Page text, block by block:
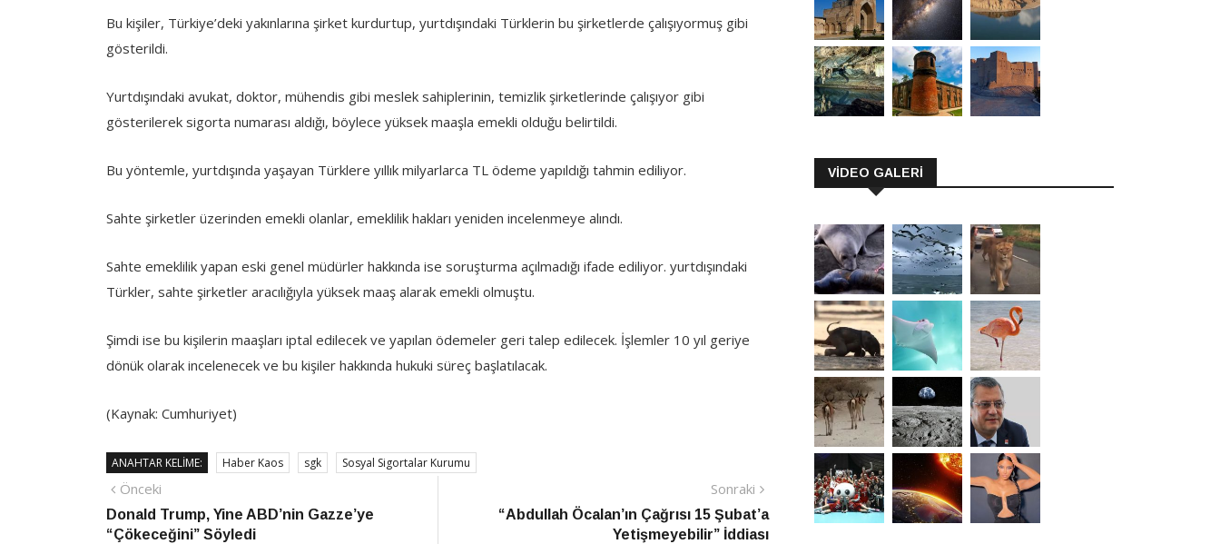
Bu kişiler, Türkiye’deki yakınlarına şirket kurdurtup, yurtdışındaki Türklerin bu şirketlerde çalışıyormuş gibi
gösterildi.
Yurtdışındaki avukat, doktor, mühendis gibi meslek sahiplerinin, temizlik şirketlerinde çalışıyor gibi
gösterilerek sigorta numarası aldığı, böylece yüksek maaşla emekli olduğu belirtildi.
Bu yöntemle, yurtdışında yaşayan Türklere yıllık milyarlarca TL ödeme yapıldığı tahmin ediliyor.
Sahte şirketler üzerinden emekli olanlar, emeklilik hakları yeniden incelenmeye alındı.
Sahte emeklilik yapan eski genel müdürler hakkında ise soruşturma açılmadığı ifade ediliyor. yurtdışındaki
Türkler, sahte şirketler aracılığıyla yüksek maaş alarak emekli olmuştu.
Şimdi ise bu kişilerin maaşları iptal edilecek ve yapılan ödemeler geri talep edilecek. İşlemler 10 yıl geriye
dönük olarak incelenecek ve bu kişiler hakkında hukuki süreç başlatılacak.
(Kaynak: Cumhuriyet)
ANAHTAR KELIME: Haber Kaos sgk Sosyal Sigortalar Kurumu
Yazı
gezinmesi
Önceki
haber
Donald Trump, Yine ABD’nin Gazze’ye
“Çökeceğini” Söyledi
Sonraki
Haber
“Abdullah Öcalan’ın Çağrısı 15 Şubat’a
Yetişmeyebilir” İddiası
VİDEO GALERİ